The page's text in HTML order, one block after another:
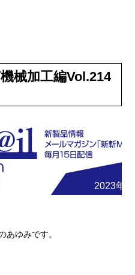
械加工編Vol.214
2023年9
あゆみです。